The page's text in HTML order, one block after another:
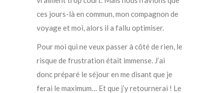
ces jours-là en commun, mon compagnon de
voyage et moi, alors il a fallu optimiser.
Pour moi qui ne veux passer à côté de rien, le
risque de frustration était immense. J’ai
donc préparé le séjour en me disant que je
ferai le maximum… Et que j’y retournerai ! Le